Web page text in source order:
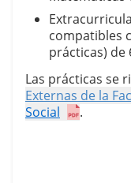
compatibles
prácticas) de
Las prácticas se
Externas de la
Social
.